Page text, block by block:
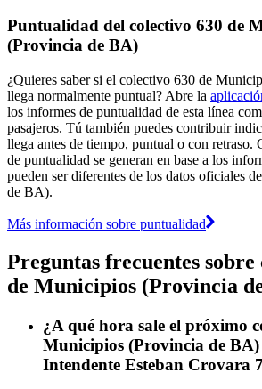
Puntualidad del colectivo 630 de
(Provincia de BA)
¿Quieres saber si el colectivo 630 de
llega normalmente puntual? Abre la
los informes de puntualidad de esta línea
pasajeros. Tú también puedes contribuir
llega antes de tiempo, puntual o con retraso.
de puntualidad se generan en base a los
pueden ser diferentes de los datos oficiales
de BA).
Más información sobre puntualidad
Preguntas frecuentes sobre
de Municipios (Provincia
¿A qué hora sale el próximo
Municipios (Provincia de BA)
Intendente Esteban Crovara